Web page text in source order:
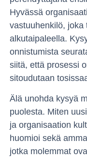
Hyvässä
vastuuhenkilö, joka
alkutaipaleella.
onnistumista
siitä, että prosessi
sitoudutaan
Älä unohda kysyä
puolesta. Miten
ja organisaation
huomioi sekä
jotka molemmat